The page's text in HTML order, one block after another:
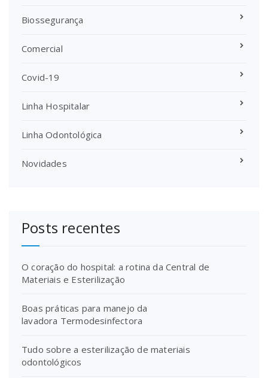
Biossegurança
Comercial
Covid-19
Linha Hospitalar
Linha Odontológica
Novidades
Posts recentes
O coração do hospital: a rotina da Central de
Materiais e Esterilização
Boas práticas para manejo da
lavadora Termodesinfectora
Tudo sobre a esterilização de materiais
odontológicos